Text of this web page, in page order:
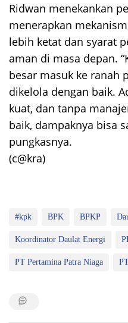
Ridwan menekankan
menerapkan
lebih ketat dan syarat
aman di masa depan.
besar masuk ke ranah
dikelola dengan baik.
kuat, dan tanpa
baik, dampaknya bisa
pungkasnya.
(c@kra)
#kpk BPK BPKP
Koordinator Daulat Energi
PT Pertamina Patra Niaga